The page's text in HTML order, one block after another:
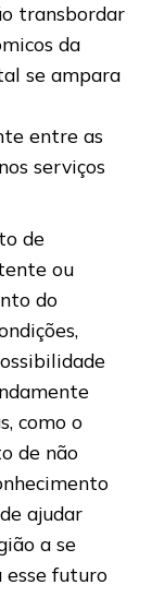
transbordar
da
se ampara
entre as
serviços
de
ou
do
como o
de não
ajudar
a se
esse futuro